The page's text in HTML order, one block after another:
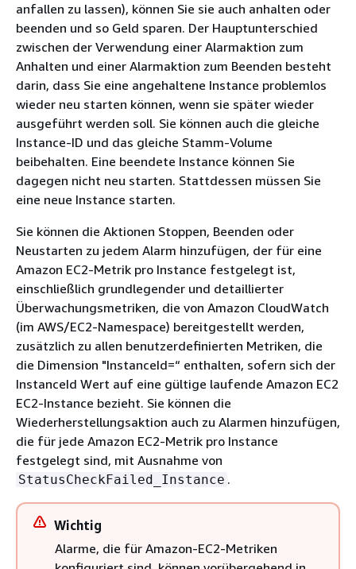
anfallen zu lassen), können Sie sie auch anhalten oder
beenden und so Geld sparen. Der Hauptunterschied
zwischen der Verwendung einer Alarmaktion zum
Anhalten und einer Alarmaktion zum Beenden besteht
darin, dass Sie eine angehaltene Instance problemlos
wieder neu starten können, wenn sie später wieder
ausgeführt werden soll. Sie können auch die gleiche
Instance-ID und das gleiche Stamm-Volume
beibehalten. Eine beendete Instance können Sie
dagegen nicht neu starten. Stattdessen müssen Sie
eine neue Instance starten.
Sie können die Aktionen Stoppen, Beenden oder
Neustarten zu jedem Alarm hinzufügen, der für eine
Amazon EC2-Metrik pro Instance festgelegt ist,
einschließlich grundlegender und detaillierter
Überwachungsmetriken, die von Amazon CloudWatch
(im AWS/EC2-Namespace) bereitgestellt werden,
zusätzlich zu allen benutzerdefinierten Metriken, die
die Dimension "InstanceId=“ enthalten, sofern sich der
InstanceId Wert auf eine gültige laufende Amazon EC2
EC2-Instance bezieht. Sie können die
Wiederherstellungsaktion auch zu Alarmen hinzufügen,
die für jede Amazon EC2-Metrik pro Instance
festgelegt sind, mit Ausnahme von
StatusCheckFailed_Instance .
Wichtig
Alarme, die für Amazon-EC2-Metriken